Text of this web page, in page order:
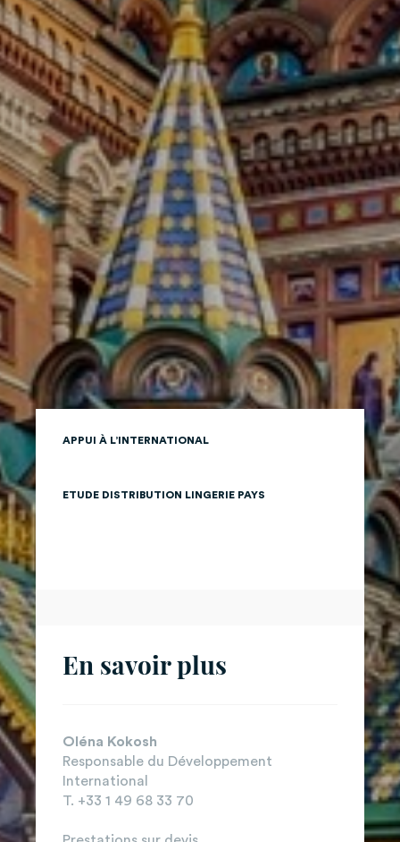
APPUI À L’INTERNATIONAL
ETUDE DISTRIBUTION LINGERIE PAYS
En savoir plus
Oléna Kokosh
Responsable du Développement
International
T. +33 1 49 68 33 70